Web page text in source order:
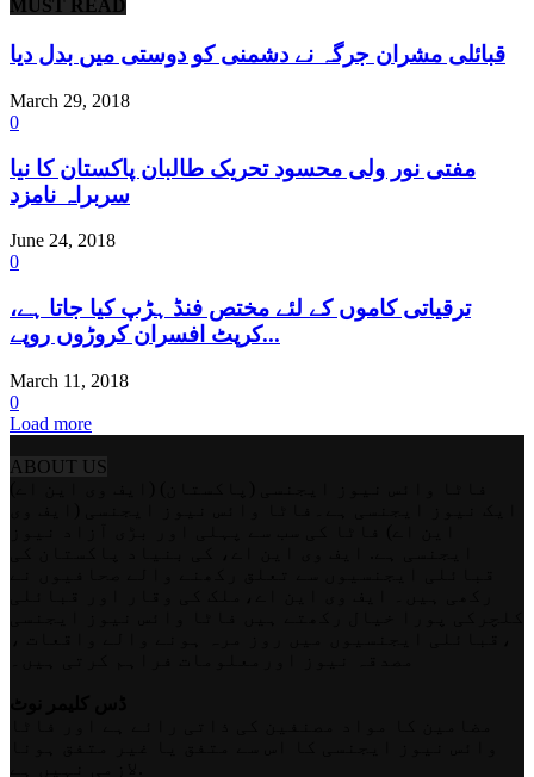
MUST READ
قبائلی مشران جرگہ نے دشمنی کو دوستی میں بدل دیا
March 29, 2018
0
مفتی نور ولی محسود تحریک طالبان پاکستان کا نیا
سربراہ نامزد
June 24, 2018
0
ترقیاتی کاموں کے لئے مختص فنڈ ہڑپ کیا جاتا ہے،
کرپٹ افسران کروڑوں روپے...
March 11, 2018
0
Load more
ABOUT US